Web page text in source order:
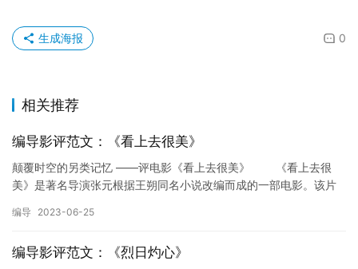
0
生成海报
相关推荐
编导影评范文：《看上去很美》
颠覆时空的另类记忆 ——评电影《看上去很美》 《看上去很
美》是著名导演张元根据王朔同名小说改编而成的一部电影。该片
松幽…
编导 2023-06-25
编导影评范文：《烈日灼心》